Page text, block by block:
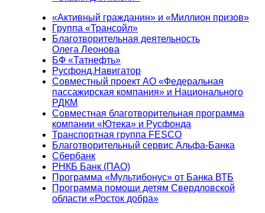
«Активный гражданин» и «Миллион призов»
Группа «Трансойл»
Благотворительная деятельность
Олега Леонова
БФ «Татнефть»
Русфонд.Навигатор
Совместный проект АО «Федеральная
пассажирская компания» и Национального
РДКМ
Совместная благотворительная программа
компании «Ютека» и Русфонда
Транспортная группа FESCO
Благотворительный сервис Альфа-Банка
Сбербанк
РНКБ Банк (ПАО)
Программа «Мультибонус» от Банка ВТБ
Программа помощи детям Свердловской
области «Росток добра»